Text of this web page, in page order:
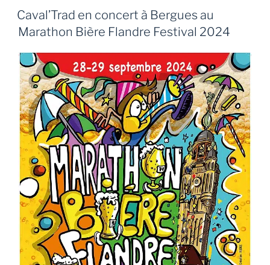
Caval’Trad en concert à Bergues au
Marathon Bière Flandre Festival 2024